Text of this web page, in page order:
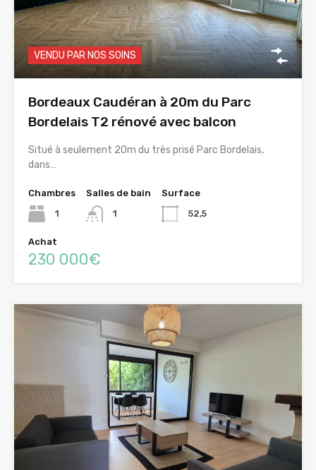
VENDU PAR NOS SOINS
Bordeaux Caudéran à 20m du Parc
Bordelais T2 rénové avec balcon
Situé à seulement 20m du très prisé Parc Bordelais,
dans…
Chambres
1
Salles de bain
1
Surface
52,5
Achat
230 000€